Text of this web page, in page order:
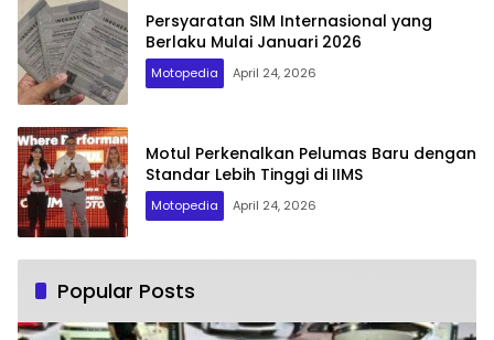
Persyaratan SIM Internasional yang
Berlaku Mulai Januari 2026
Motopedia April 24, 2026
Motul Perkenalkan Pelumas Baru dengan
Standar Lebih Tinggi di IIMS
Motopedia April 24, 2026
Popular Posts